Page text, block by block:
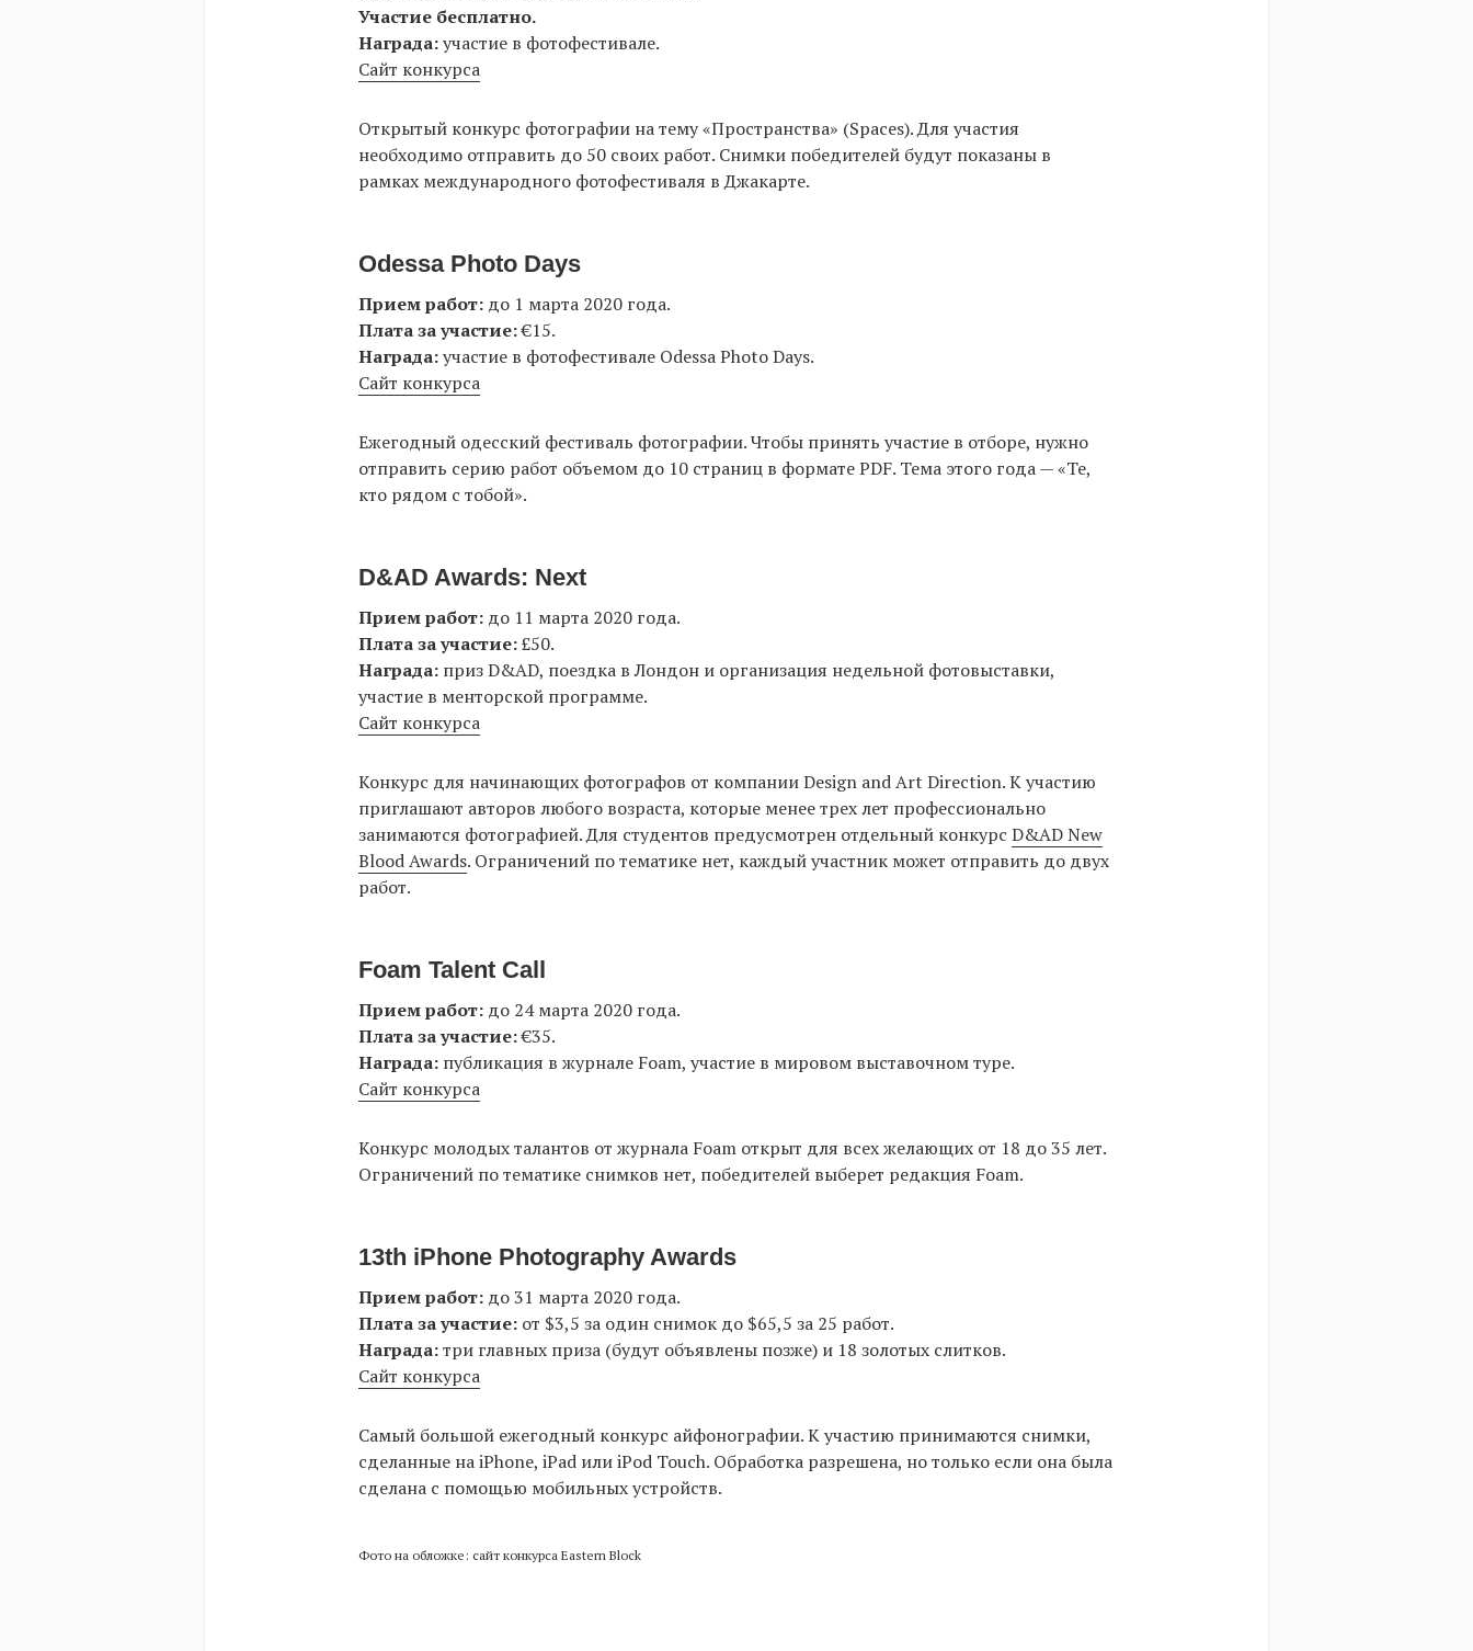
Участие бесплатно.
Награда:участие в фотофестивале.
Сайт конкурса
Открытый конкурс фотографии на тему «Пространства» (Spaces). Для участия
необходимо отправить до 50 своих работ. Снимки победителей будут показаны в
рамках международного фотофестиваля в Джакарте.
Odessa Photo Days
Прием работ: до 1 марта 2020 года.
Плата за участие:€15.
Награда:участие в фотофестивале Odessa Photo Days.
Сайт конкурса
Ежегодный одесский фестиваль фотографии. Чтобы принять участие в отборе, нужно
отправить серию работ объемом до 10 страниц в формате PDF. Тема этого года — «Те,
кто рядом с тобой».
D&AD Awards: Next
Прием работ: до 11 марта 2020 года.
Плата за участие:£50.
Награда: приз D&AD, поездка в Лондон и организация недельной фотовыставки,
участие в менторской программе.
Сайт конкурса
Конкурс для начинающих фотографов от компании Design and Art Direction. К участию
приглашают авторов любого возраста, которые менее трех лет профессионально
занимаются фотографией. Для студентов предусмотрен отдельный конкурс D&AD New
Blood Awards. Ограничений по тематике нет, каждый участник может отправить до двух
работ.
Foam Talent Call
Прием работ: до 24 марта 2020 года.
Плата за участие:€35.
Награда: публикация в журнале Foam, участие в мировом выставочном туре.
Сайт конкурса
Конкурс молодых талантов от журнала Foam открыт для всех желающих от 18 до 35 лет.
Ограничений по тематике снимков нет, победителей выберет редакция Foam.
13th iPhone Photography Awards
Прием работ: до 31 марта 2020 года.
Плата за участие: от $3,5 за один снимок до $65,5 за 25 работ.
Награда:три главных приза (будут объявлены позже) и 18 золотых слитков.
Сайт конкурса
Самый большой ежегодный конкурс айфонографии. К участию принимаются снимки,
сделанные на iPhone, iPad или iPod Touch. Обработка разрешена, но только если она была
сделана с помощью мобильных устройств.
Фото на обложке: сайт конкурса Eastern Block